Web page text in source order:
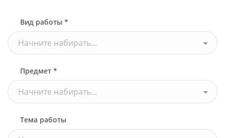
Вид работы *
Начните набирать...
Предмет *
Начните набирать...
Тема работы